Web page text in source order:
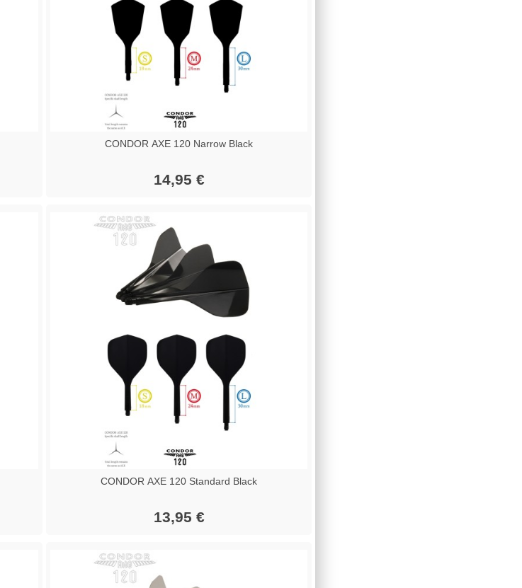
CONDOR AXE 120 Narrow Black
14,95 €
CONDOR AXE 120 Standard Black
13,95 €